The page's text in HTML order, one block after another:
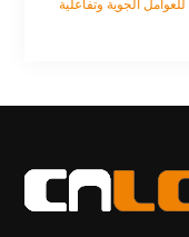
الجوية وتفاعلية